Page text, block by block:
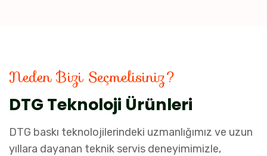
Neden Bizi Seçmelisiniz?
DTG Teknoloji Ürünleri
DTG baskı teknolojilerindeki uzmanlığımız ve uzun
yıllara dayanan teknik servis deneyimimizle,